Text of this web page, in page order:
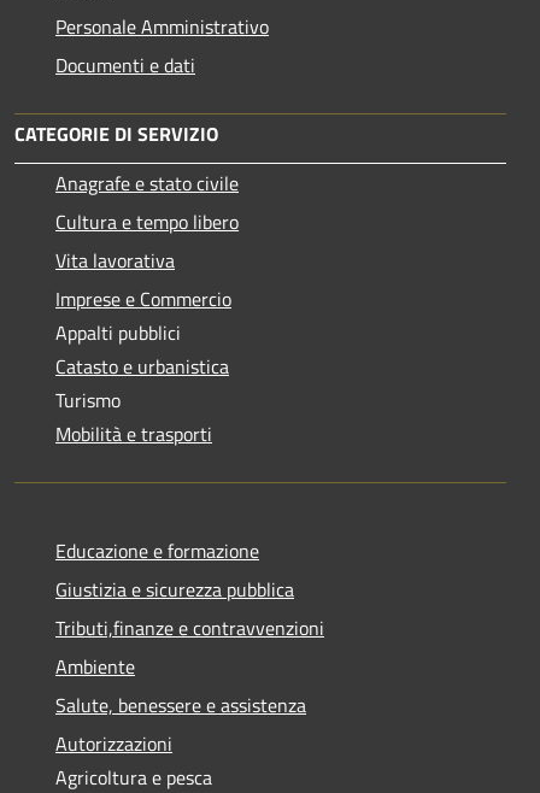
Personale Amministrativo
Documenti e dati
CATEGORIE DI SERVIZIO
Anagrafe e stato civile
Cultura e tempo libero
Vita lavorativa
Imprese e Commercio
Appalti pubblici
Catasto e urbanistica
Turismo
Mobilità e trasporti
Educazione e formazione
Giustizia e sicurezza pubblica
Tributi,finanze e contravvenzioni
Ambiente
Salute, benessere e assistenza
Autorizzazioni
Agricoltura e pesca